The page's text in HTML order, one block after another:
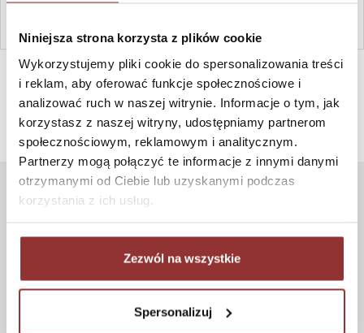
Niniejsza strona korzysta z plików cookie
Wykorzystujemy pliki cookie do spersonalizowania treści
i reklam, aby oferować funkcje społecznościowe i
analizować ruch w naszej witrynie. Informacje o tym, jak
korzystasz z naszej witryny, udostępniamy partnerom
społecznościowym, reklamowym i analitycznym.
Partnerzy mogą połączyć te informacje z innymi danymi
otrzymanymi od Ciebie lub uzyskanymi podczas
korzystania z ich usług.
Zezwól na wszystkie
Spersonalizuj
SZYBKI KONTAKT PN-PT, 8-16, +48 698 291 992, +48 608
Jak kupować
Czas realizacji zamówienia
Formy płatności